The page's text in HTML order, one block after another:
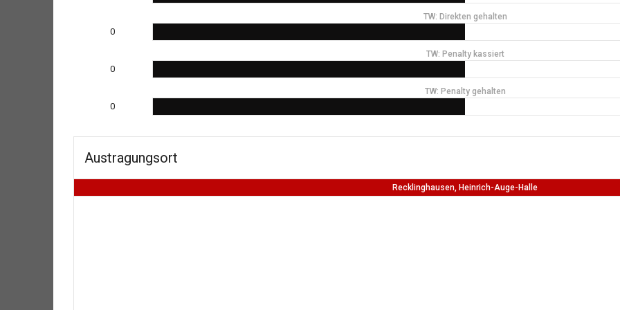
TW: Direkten gehalten
0
TW: Penalty kassiert
0
TW: Penalty gehalten
0
Austragungsort
Recklinghausen, Heinrich-Auge-Halle